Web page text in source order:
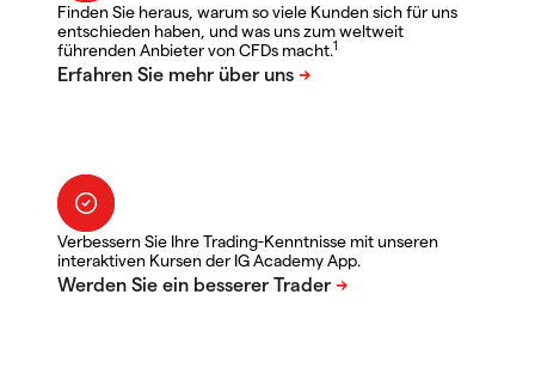
Finden Sie heraus, warum so viele Kunden sich für uns
entschieden haben, und was uns zum weltweit
führenden Anbieter von CFDs macht.1
Verbessern Sie Ihre Trading-Kenntnisse mit unseren
interaktiven Kursen der IG Academy App.